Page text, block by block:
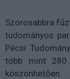
Szorosabbra
tudományos
Pécsi
több mint 280
köszönhetően.